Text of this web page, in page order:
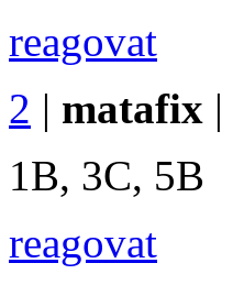
reagovat
2 | matafix |
1B, 3C, 5B
reagovat